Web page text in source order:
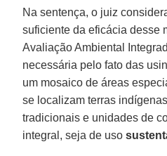
Na sentença, o juiz
suficiente da eficácia desse
Avaliação Ambiental
necessária pelo fato das
um mosaico de áreas
se localizam terras
tradicionais e unidades de
integral, seja de uso